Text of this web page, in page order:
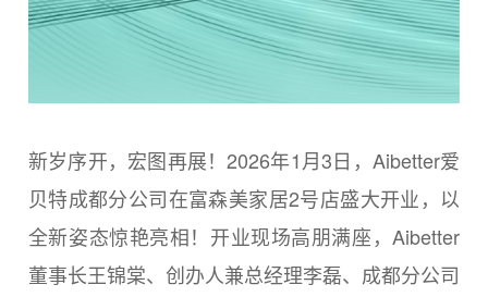
新岁序开，宏图再展！2026年1月3日，Aibetter爱
贝特成都分公司在富森美家居2号店盛大开业，以
全新姿态惊艳亮相！开业现场高朋满座，Aibetter
董事长王锦棠、创办人兼总经理李磊、成都分公司